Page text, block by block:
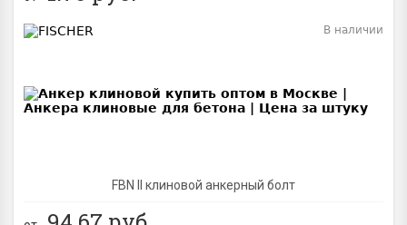
FBN II клиновой анкерный болт
В наличии